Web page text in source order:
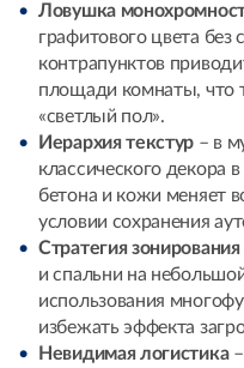
Ловушка
графитового цвета
контрапунктов
площади комнаты, что
«светлый пол».
Иерархия текстур – в
классического декора
бетона и кожи меняет
условии сохранения
Стратегия зонирования
и спальни на
использования
избежать эффекта
Невидимая логистика